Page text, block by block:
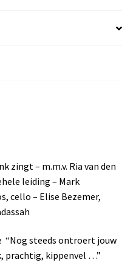
zingt – m.m.v. Ria van den
leiding – Mark
cello – Elise Bezemer,
“Nog steeds ontroert jouw
prachtig, kippenvel …”